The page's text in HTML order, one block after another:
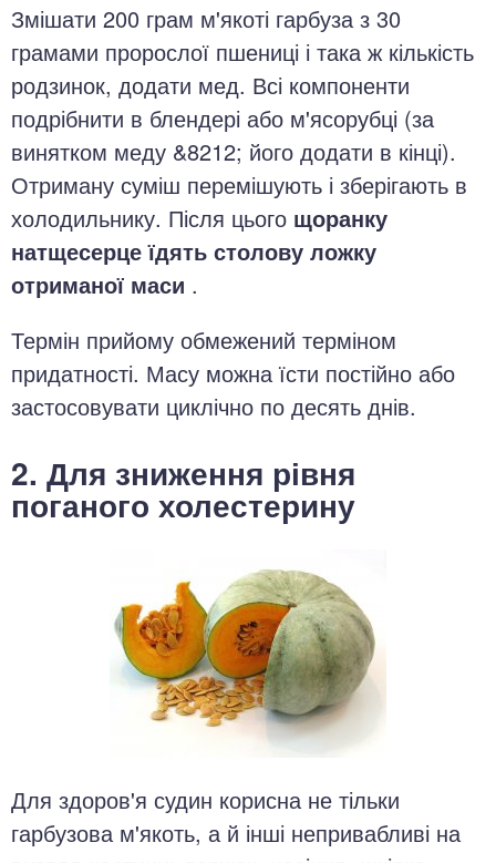
Змішати 200 грам м'якоті гарбуза з 30
грамами пророслої пшениці і така ж кількість
родзинок, додати мед. Всі компоненти
подрібнити в блендері або м'ясорубці (за
винятком меду &8212; його додати в кінці).
Отриману суміш перемішують і зберігають в
холодильнику. Після цього щоранку
натщесерце їдять столову ложку
отриманої маси .
Термін прийому обмежений терміном
придатності. Масу можна їсти постійно або
застосовувати циклічно по десять днів.
2. Для зниження рівня
поганого холестерину
Для здоров'я судин корисна не тільки
гарбузова м'якоть, а й інші непривабливі на